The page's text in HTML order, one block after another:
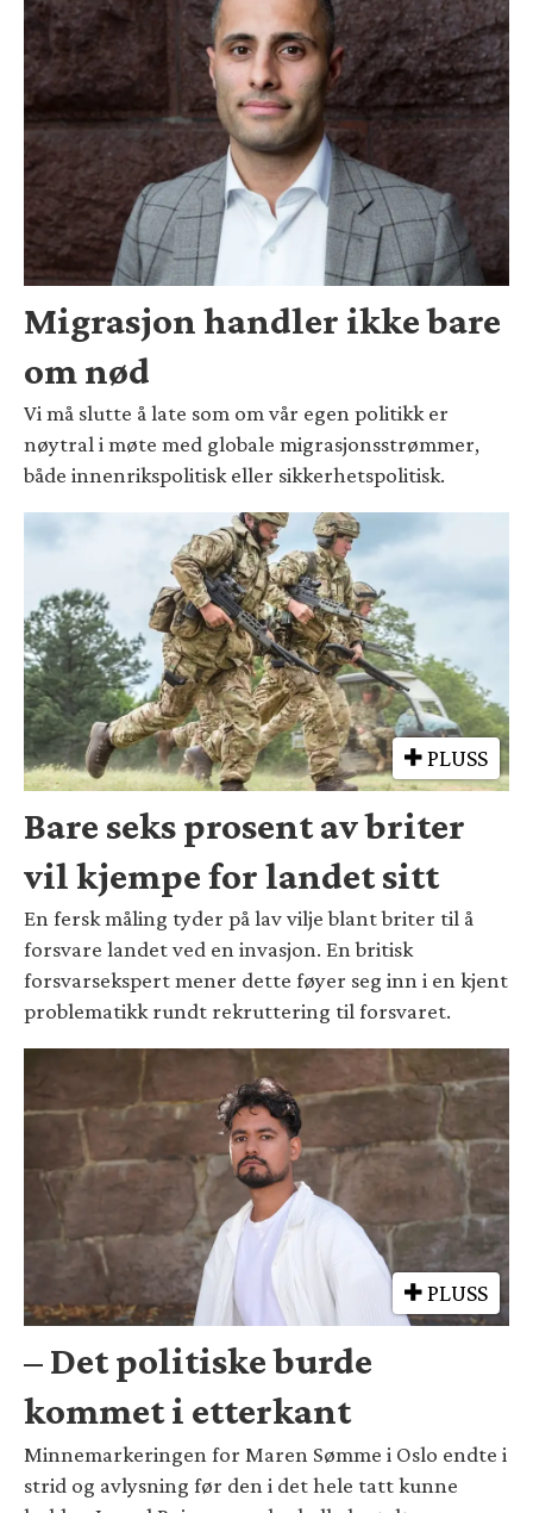
Migrasjon handler ikke bare
om nød
Vi må slutte å late som om vår egen politikk er
nøytral i møte med globale migrasjonsstrømmer,
både innenrikspolitisk eller sikkerhetspolitisk.
PLUSS
Bare seks prosent av briter
vil kjempe for landet sitt
En fersk måling tyder på lav vilje blant briter til å
forsvare landet ved en invasjon. En britisk
forsvarsekspert mener dette føyer seg inn i en kjent
problematikk rundt rekruttering til forsvaret.
PLUSS
– Det politiske burde
kommet i etterkant
Minnemarkeringen for Maren Sømme i Oslo endte i
strid og avlysning før den i det hele tatt kunne